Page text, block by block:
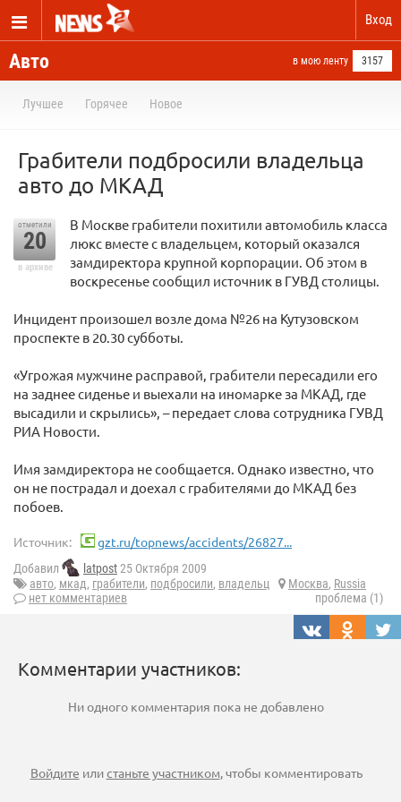
Вход
Авто в мою ленту 3157
Лучшее Горячее Новое
Грабители подбросили владельца
авто до МКАД
отметили
20
в архиве
В Москве грабители похитили автомобиль класса
люкс вместе с владельцем, который оказался
замдиректора крупной корпорации. Об этом в
воскресенье сообщил источник в ГУВД столицы.
Инцидент произошел возле дома №26 на Кутузовском
проспекте в 20.30 субботы.
«Угрожая мужчине расправой, грабители пересадили его
на заднее сиденье и выехали на иномарке за МКАД, где
высадили и скрылись», – передает слова сотрудника ГУВД
РИА Новости.
Имя замдиректора не сообщается. Однако известно, что
он не пострадал и доехал с грабителями до МКАД без
побоев.
Источник: gzt.ru/topnews/accidents/26827...
Добавил latpost25 Октября 2009
авто, мкад, грабители, подбросили, владельц Москва, Russia
нет комментариев
проблема (1)
Комментарии участников:
Ни одного комментария пока не добавлено
Войдите илистаньте участником, чтобы комментировать